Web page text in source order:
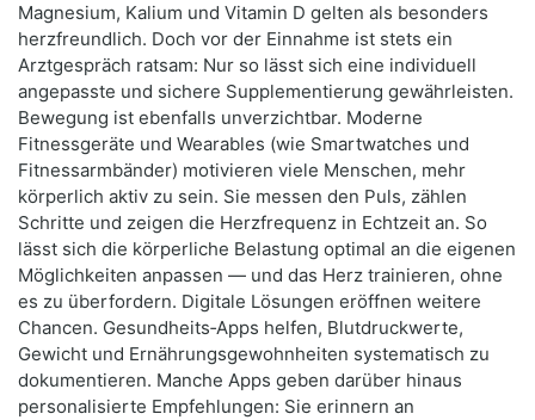
Magnesium, Kalium und Vitamin D gelten als besonders
herzfreundlich. Doch vor der Einnahme ist stets ein
Arztgespräch ratsam: Nur so lässt sich eine individuell
angepasste und sichere Supplementierung gewährleisten.
Bewegung ist ebenfalls unverzichtbar. Moderne
Fitnessgeräte und Wearables (wie Smartwatches und
Fitnessarmbänder) motivieren viele Menschen, mehr
körperlich aktiv zu sein. Sie messen den Puls, zählen
Schritte und zeigen die Herzfrequenz in Echtzeit an. So
lässt sich die körperliche Belastung optimal an die eigenen
Möglichkeiten anpassen — und das Herz trainieren, ohne
es zu überfordern. Digitale Lösungen eröffnen weitere
Chancen. Gesundheits‑Apps helfen, Blutdruckwerte,
Gewicht und Ernährungsgewohnheiten systematisch zu
dokumentieren. Manche Apps geben darüber hinaus
personalisierte Empfehlungen: Sie erinnern an